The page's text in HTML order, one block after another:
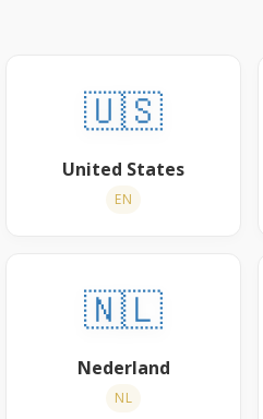
🇺🇸
United States
EN
🇳🇱
Nederland
NL